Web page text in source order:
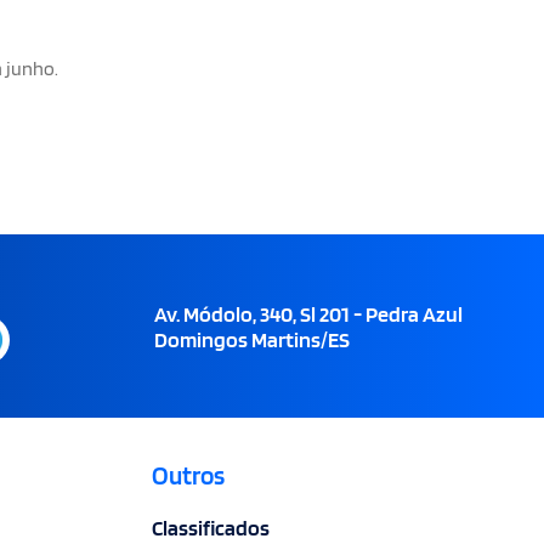
junho.
Av. Módolo, 340, Sl 201 - Pedra Azul
Domingos Martins/ES
Outros
Classificados